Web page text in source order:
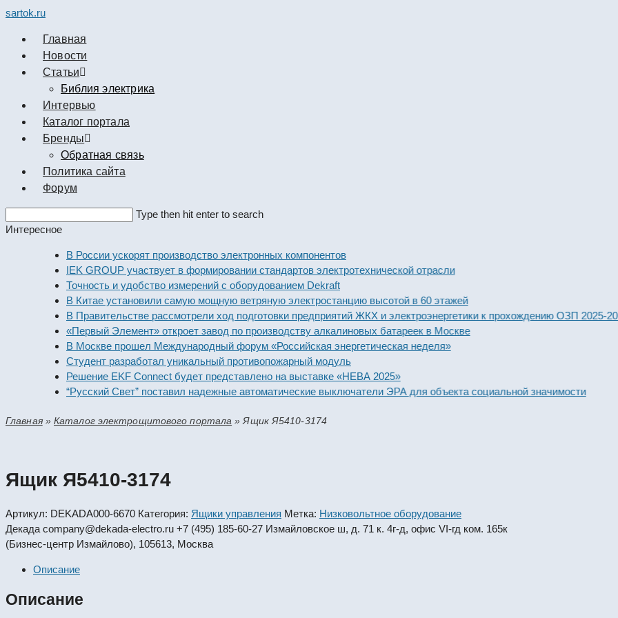
sartok.ru
Главная
Новости
Cтатьи
Библия электрика
Интервью
Каталог портала
Бренды
Обратная связь
Политика сайта
Форум
this
Type then hit enter to search
Интересное
В России ускорят производство электронных компонентов
IEK GROUP участвует в формировании стандартов электротехнической отрасли
Точность и удобство измерений с оборудованием Dekraft
В Китае установили самую мощную ветряную электростанцию высотой в 60 этажей
В Правительстве рассмотрели ход подготовки предприятий ЖКХ и электроэнергетики к прохождению ОЗП 2025-2026
«Первый Элемент» откроет завод по производству алкалиновых батареек в Москве
В Москве прошел Международный форум «Российская энергетическая неделя»
Студент разработал уникальный противопожарный модуль
Решение EKF Connect будет представлено на выставке «НЕВА 2025»
“Русский Свет” поставил надежные автоматические выключатели ЭРА для объекта социальной значимости
Главная»Каталог электрощитового портала »Ящик Я5410-3174
Ящик Я5410-3174
Артикул: DEKADA000-6670 Категория: Ящики управления Метка: Низковольтное оборудование
Декада company@dekada-electro.ru +7 (495) 185-60-27 Измайловское ш, д. 71 к. 4г-д, офис VI-гд ком. 165к
(Бизнес-центр Измайлово), 105613, Москва
Описание
Описание